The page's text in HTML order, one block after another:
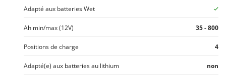
McCulloch
MCH
Michelin
Mille
Minox
Adapté aux batteries Wet
Ah min/max (12V) 35 - 800
Positions de charge 4
Adapté(e) aux batteries au lithium non